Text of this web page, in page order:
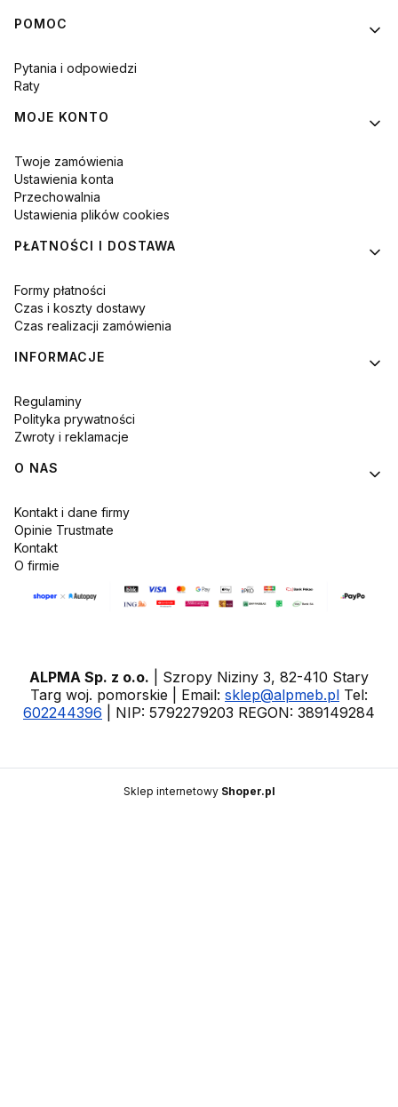
Linki w stopce
POMOC
Pytania i odpowiedzi
Raty
MOJE KONTO
Twoje zamówienia
Ustawienia konta
Przechowalnia
Ustawienia plików cookies
PŁATNOŚCI I DOSTAWA
Formy płatności
Czas i koszty dostawy
Czas realizacji zamówienia
INFORMACJE
Regulaminy
Polityka prywatności
Zwroty i reklamacje
O NAS
Kontakt i dane firmy
Opinie Trustmate
Kontakt
O firmie
ALPMA Sp. z o.o. | Szropy Niziny 3, 82-410 Stary
Targ woj. pomorskie | Email: sklep@alpmeb.pl Tel:
602244396 | NIP: 5792279203 REGON: 389149284
Sklep internetowy Shoper.pl